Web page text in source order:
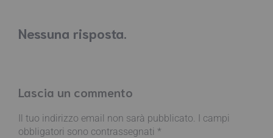
Nessuna risposta.
Lascia un commento
Il tuo indirizzo email non sarà pubblicato. I campi
obbligatori sono contrassegnati *